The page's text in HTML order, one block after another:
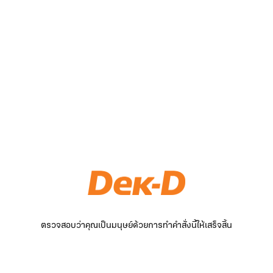
ตรวจสอบว่าคุณเป็นมนุษย์ด้วยการทำคำสั่งนี้ให้เสร็จสิ้น